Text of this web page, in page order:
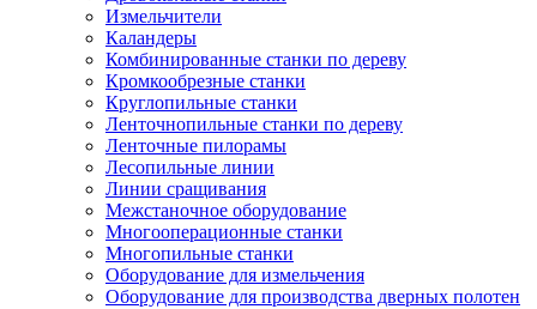
Измельчители
Каландеры
Комбинированные станки по дереву
Кромкообрезные станки
Круглопильные станки
Ленточнопильные станки по дереву
Ленточные пилорамы
Лесопильные линии
Линии сращивания
Межстаночное оборудование
Многооперационные станки
Многопильные станки
Оборудование для измельчения
Оборудование для производства дверных полотен